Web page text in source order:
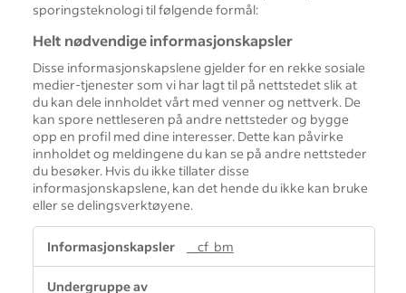
sporingsteknologi til følgende formål:
Helt nødvendige informasjonskapsler
Disse informasjonskapslene gjelder for en rekke sosiale
medier-tjenester som vi har lagt til på nettstedet slik at
du kan dele innholdet vårt med venner og nettverk. De
kan spore nettleseren på andre nettsteder og bygge
opp en profil med dine interesser. Dette kan påvirke
innholdet og meldingene du kan se på andre nettsteder
du besøker. Hvis du ikke tillater disse
informasjonskapslene, kan det hende du ikke kan bruke
eller se delingsverktøyene.
__cf_bm